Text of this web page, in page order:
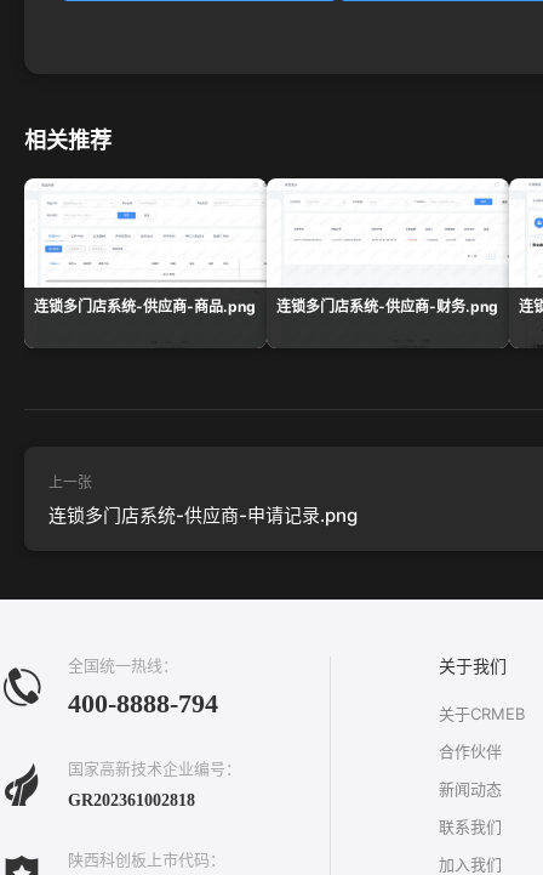
相关推荐
连锁多门店系统-供应商-商品.png 连锁多门店系统-供应商-财务.png 连
上一张
连锁多门店系统-供应商-申请记录.png
全国统一热线：
400-8888-794
国家高新技术企业编号：
GR202361002818
陕西科创板上市代码：
关于我们
关于CRMEB
合作伙伴
新闻动态
联系我们
加入我们